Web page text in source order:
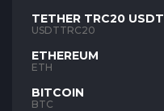
TETHER TRC20 USDT
USDTTRC20
ETHEREUM
ETH
BITCOIN
BTC